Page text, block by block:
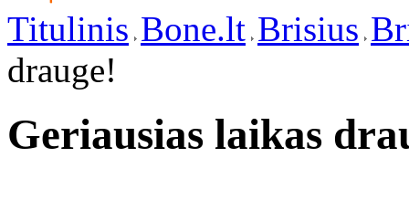
Titulinis Bone.lt Brisius
drauge!
Geriausias laikas